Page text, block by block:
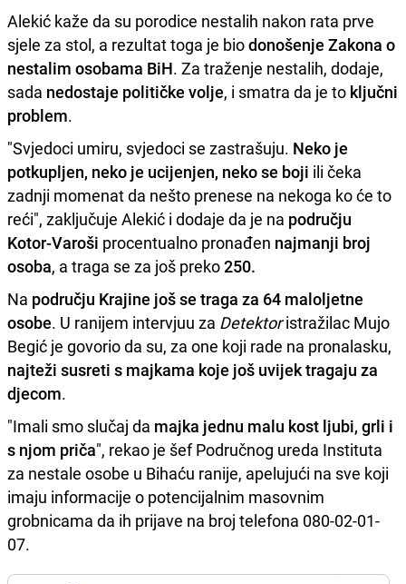
Alekić kaže da su porodice nestalih nakon rata prve
sjele za stol, a rezultat toga je biodonošenje Zakona o
nestalim osobama BiH. Za traženje nestalih, dodaje,
sada nedostaje političke volje, i smatra da je to ključni
problem.
"Svjedoci umiru, svjedoci se zastrašuju. Neko je
potkupljen, neko je ucijenjen, neko se boji ili čeka
zadnji momenat da nešto prenese na nekoga ko će to
reći", zaključuje Alekić i dodaje da je na području
Kotor-Varoši procentualno pronađen najmanji broj
osoba, a traga se za još preko250.
Na području Krajine još se traga za 64 maloljetne
osobe. U ranijem intervjuu za Detektoristražilac Mujo
Begić je govorio da su, za one koji rade na pronalasku,
najteži susreti s majkama koje još uvijek tragaju za
djecom.
"Imali smo slučaj da majka jednu malu kost ljubi, grli i
s njom priča", rekao je šef Područnog ureda Instituta
za nestale osobe u Bihaću ranije, apelujući na sve koji
imaju informacije o potencijalnim masovnim
grobnicama da ih prijave na broj telefona 080-02-01-
07.